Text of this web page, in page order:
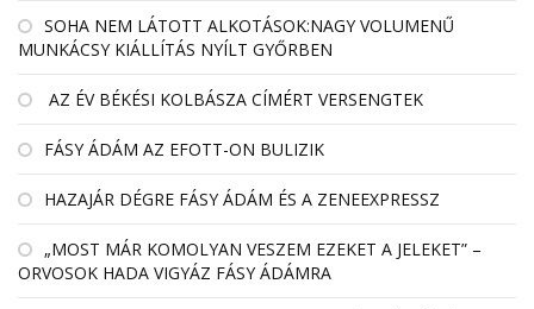
SOHA NEM LÁTOTT ALKOTÁSOK:NAGY VOLUMENŰ
MUNKÁCSY KIÁLLÍTÁS NYÍLT GYŐRBEN
AZ ÉV BÉKÉSI KOLBÁSZA CÍMÉRT VERSENGTEK
FÁSY ÁDÁM AZ EFOTT-ON BULIZIK
HAZAJÁR DÉGRE FÁSY ÁDÁM ÉS A ZENEEXPRESSZ
„MOST MÁR KOMOLYAN VESZEM EZEKET A JELEKET” –
ORVOSOK HADA VIGYÁZ FÁSY ÁDÁMRA